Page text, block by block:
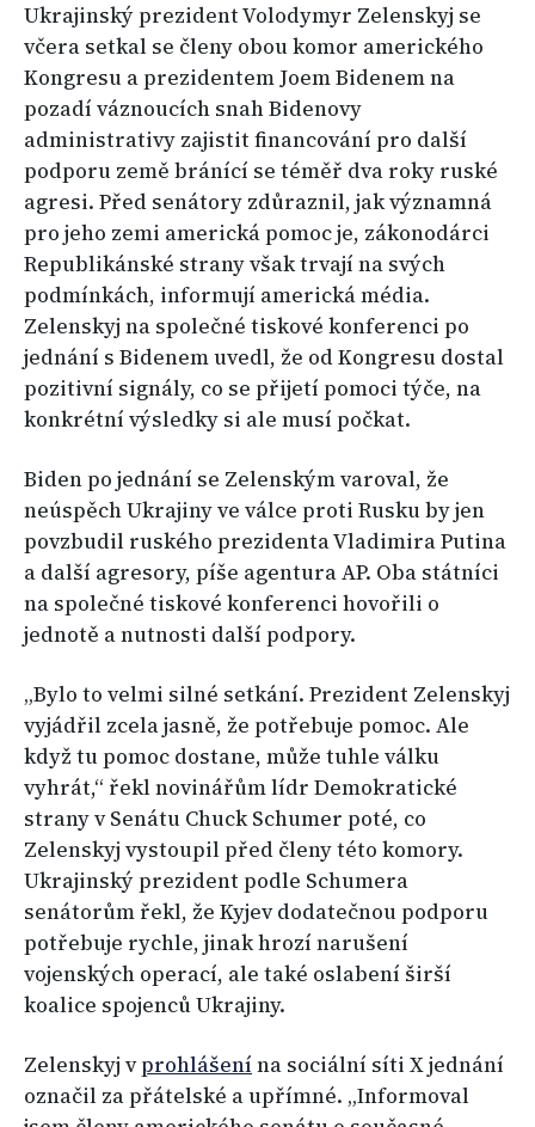
Ukrajinský prezident Volodymyr Zelenskyj se
včera setkal se členy obou komor amerického
Kongresu a prezidentem Joem Bidenem na
pozadí váznoucích snah Bidenovy
administrativy zajistit financování pro další
podporu země bránící se téměř dva roky ruské
agresi. Před senátory zdůraznil, jak významná
pro jeho zemi americká pomoc je, zákonodárci
Republikánské strany však trvají na svých
podmínkách, informují americká média.
Zelenskyj na společné tiskové konferenci po
jednání s Bidenem uvedl, že od Kongresu dostal
pozitivní signály, co se přijetí pomoci týče, na
konkrétní výsledky si ale musí počkat.
Biden po jednání se Zelenským varoval, že
neúspěch Ukrajiny ve válce proti Rusku by jen
povzbudil ruského prezidenta Vladimira Putina
a další agresory, píše agentura AP. Oba státníci
na společné tiskové konferenci hovořili o
jednotě a nutnosti další podpory.
„Bylo to velmi silné setkání. Prezident Zelenskyj
vyjádřil zcela jasně, že potřebuje pomoc. Ale
když tu pomoc dostane, může tuhle válku
vyhrát,“ řekl novinářům lídr Demokratické
strany v Senátu Chuck Schumer poté, co
Zelenskyj vystoupil před členy této komory.
Ukrajinský prezident podle Schumera
senátorům řekl, že Kyjev dodatečnou podporu
potřebuje rychle, jinak hrozí narušení
vojenských operací, ale také oslabení širší
koalice spojenců Ukrajiny.
Zelenskyj vprohlášení na sociální síti X jednání
označil za přátelské a upřímné. „Informoval